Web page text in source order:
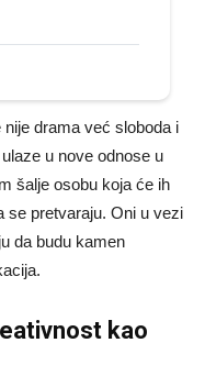
drama već sloboda i
u nove odnose u
šalje osobu koja će ih
se pretvaraju. Oni u vezi
da budu kamen
kao